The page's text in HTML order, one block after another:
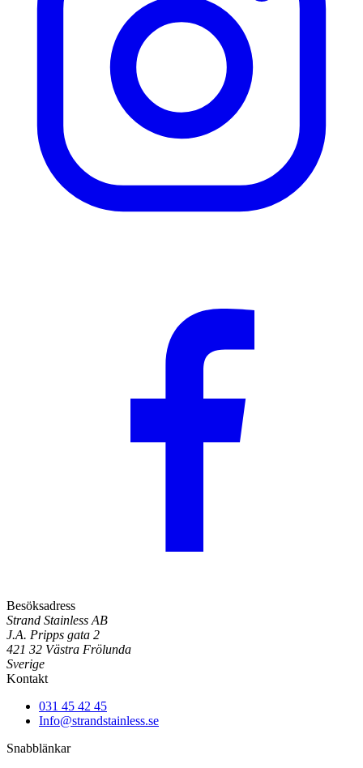
Besöksadress
Strand Stainless AB
J.A. Pripps gata 2
421 32 Västra Frölunda
Sverige
Kontakt
031 45 42 45
Info@strandstainless.se
Snabblänkar